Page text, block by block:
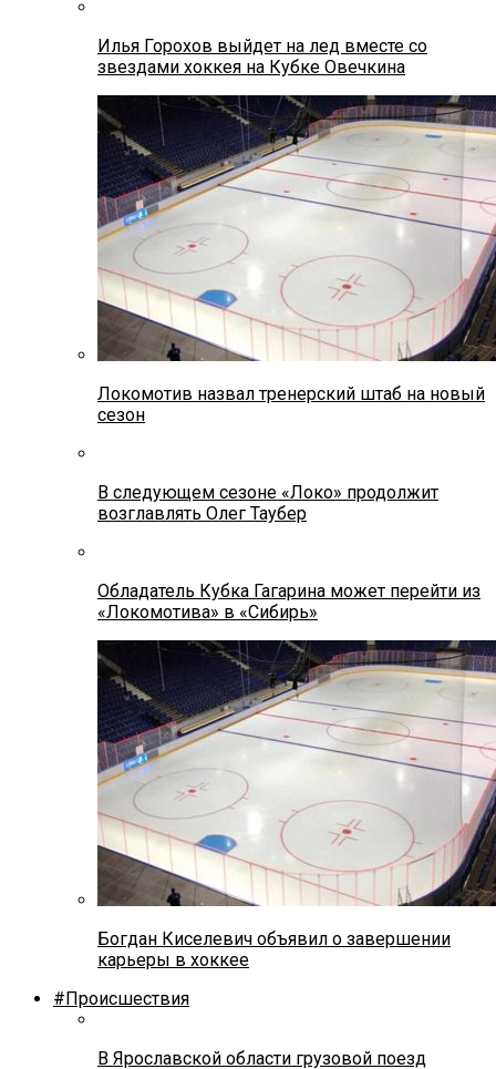
Илья Горохов выйдет на лед вместе со
звездами хоккея на Кубке Овечкина
Локомотив назвал тренерский штаб на новый
сезон
В следующем сезоне «Локо» продолжит
возглавлять Олег Таубер
Обладатель Кубка Гагарина может перейти из
«Локомотива» в «Сибирь»
Богдан Киселевич объявил о завершении
карьеры в хоккее
#Происшествия
В Ярославской области грузовой поезд